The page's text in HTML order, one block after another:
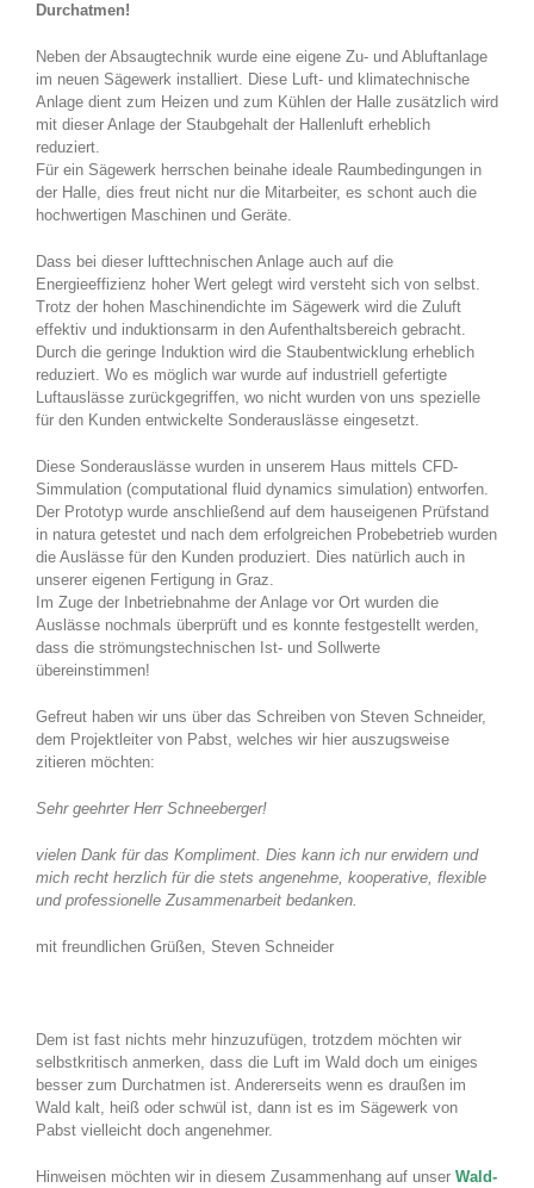
Durchatmen!
Neben der Absaugtechnik wurde eine eigene Zu- und Abluftanlage
im neuen Sägewerk installiert. Diese Luft- und klimatechnische
Anlage dient zum Heizen und zum Kühlen der Halle zusätzlich wird
mit dieser Anlage der Staubgehalt der Hallenluft erheblich
reduziert.
Für ein Sägewerk herrschen beinahe ideale Raumbedingungen in
der Halle, dies freut nicht nur die Mitarbeiter, es schont auch die
hochwertigen Maschinen und Geräte.
Dass bei dieser lufttechnischen Anlage auch auf die
Energieeffizienz hoher Wert gelegt wird versteht sich von selbst.
Trotz der hohen Maschinendichte im Sägewerk wird die Zuluft
effektiv und induktionsarm in den Aufenthaltsbereich gebracht.
Durch die geringe Induktion wird die Staubentwicklung erheblich
reduziert. Wo es möglich war wurde auf industriell gefertigte
Luftauslässe zurückgegriffen, wo nicht wurden von uns spezielle
für den Kunden entwickelte Sonderauslässe eingesetzt.
Diese Sonderauslässe wurden in unserem Haus mittels CFD-
Simmulation (computational fluid dynamics simulation) entworfen.
Der Prototyp wurde anschließend auf dem hauseigenen Prüfstand
in natura getestet und nach dem erfolgreichen Probebetrieb wurden
die Auslässe für den Kunden produziert. Dies natürlich auch in
unserer eigenen Fertigung in Graz.
Im Zuge der Inbetriebnahme der Anlage vor Ort wurden die
Auslässe nochmals überprüft und es konnte festgestellt werden,
dass die strömungstechnischen Ist- und Sollwerte
übereinstimmen!
Gefreut haben wir uns über das Schreiben von Steven Schneider,
dem Projektleiter von Pabst, welches wir hier auszugsweise
zitieren möchten:
Sehr geehrter Herr Schneeberger!
vielen Dank für das Kompliment. Dies kann ich nur erwidern und
mich recht herzlich für die stets angenehme, kooperative, flexible
und professionelle Zusammenarbeit bedanken.
mit freundlichen Grüßen, Steven Schneider
Dem ist fast nichts mehr hinzuzufügen, trotzdem möchten wir
selbstkritisch anmerken, dass die Luft im Wald doch um einiges
besser zum Durchatmen ist. Andererseits wenn es draußen im
Wald kalt, heiß oder schwül ist, dann ist es im Sägewerk von
Pabst vielleicht doch angenehmer.
Hinweisen möchten wir in diesem Zusammenhang auf unser Wald-